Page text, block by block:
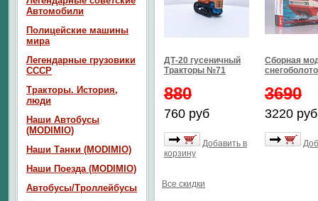
ДТ-20 гусеничный
Тракторы №71
880
760 руб
Добавить в
корзину
Сборная
3690
3220 руб
Все скидки
Автомобили
Полицейские машины
мира
Легендарные грузовики
СССР
Тракторы. История,
люди
Наши Автобусы
(MODIMIO)
Наши Танки (MODIMIO)
Наши Поезда (MODIMIO)
Автобусы/Троллейбусы